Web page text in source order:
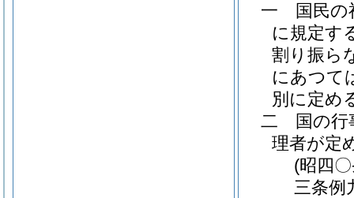
一
国民
に規定す
割り振ら
にあつて
別に定め
二
国の
理者が定
(昭四
三条例